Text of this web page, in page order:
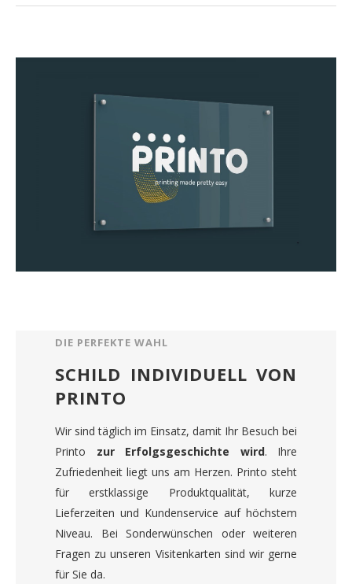
DIE PERFEKTE WAHL
SCHILD INDIVIDUELL VON
PRINTO
Wir sind täglich im Einsatz, damit Ihr Besuch bei
Printo zur Erfolgsgeschichte wird. Ihre
Zufriedenheit liegt uns am Herzen. Printo steht
für erstklassige Produktqualität, kurze
Lieferzeiten und Kundenservice auf höchstem
Niveau. Bei Sonderwünschen oder weiteren
Fragen zu unseren Visitenkarten sind wir gerne
für Sie da.